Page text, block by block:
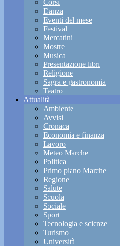
Corsi
Danza
Eventi del mese
Festival
Mercatini
Mostre
Musica
Presentazione libri
Religione
Sagra e gastronomia
Teatro
Attualità
Ambiente
Avvisi
Cronaca
Economia e finanza
Lavoro
Meteo Marche
Politica
Primo piano Marche
Regione
Salute
Scuola
Sociale
Sport
Tecnologia e scienze
Turismo
Università